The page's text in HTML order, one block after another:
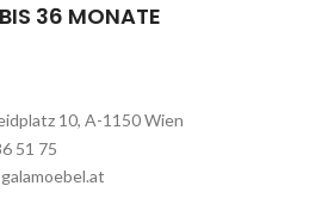
36 MONATE
10, A-1150 Wien
51 75